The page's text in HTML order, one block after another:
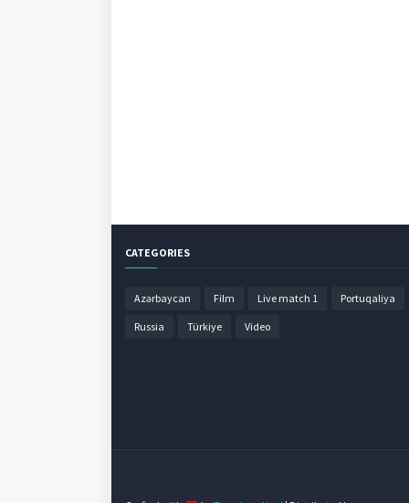
CATEGORIES
Azərbaycan Film Live match 1 Portuqaliya
Russia Türkiye Video